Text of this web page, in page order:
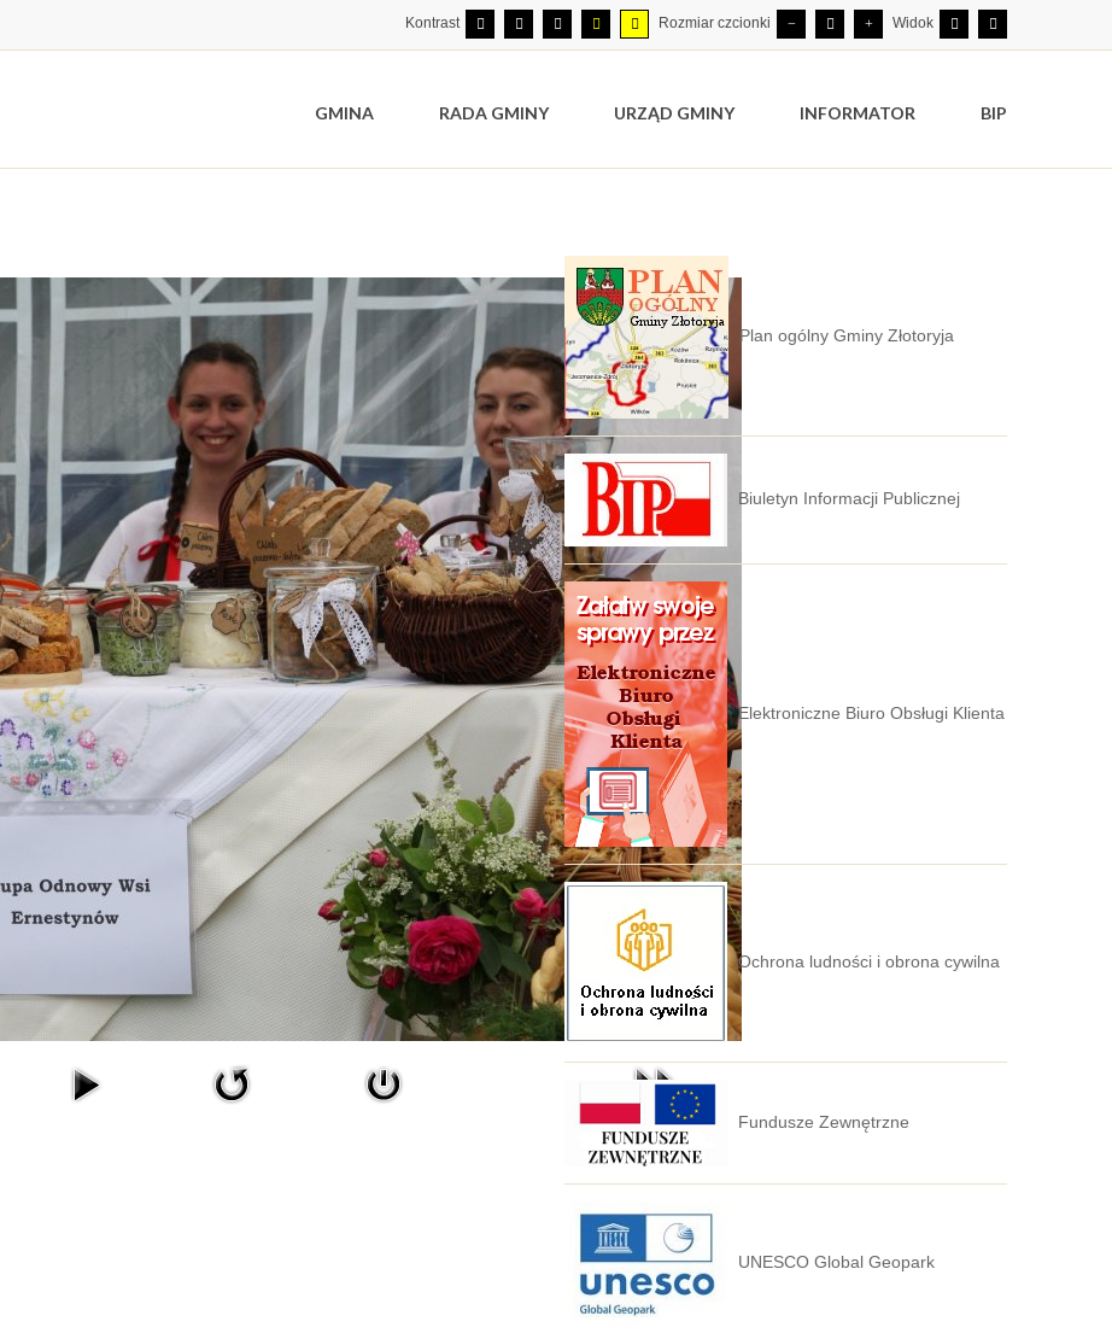
Kontrast Rozmiar czcionki Widok
GMINA RADA GMINY URZĄD GMINY INFORMATOR BIP
Plan ogólny Gminy Złotoryja
Biuletyn Informacji Publicznej
Elektroniczne Biuro Obsługi Klienta
Ochrona ludności i obrona cywilna
Fundusze Zewnętrzne
UNESCO Global Geopark